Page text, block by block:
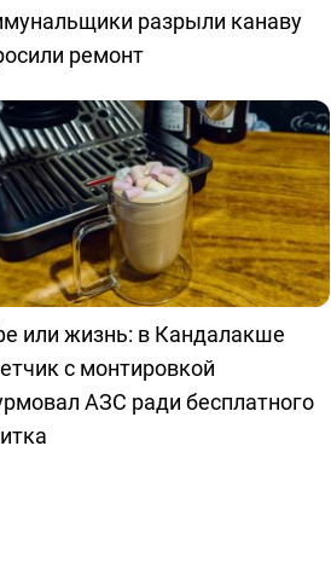
разрыли канаву
ремонт
или жизнь: в Кандалакше
с монтировкой
АЗС ради бесплатного